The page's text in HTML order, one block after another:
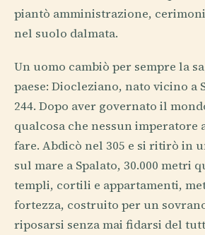
piantò amministrazione,
nel suolo dalmata.
Un uomo cambiò per sempre la
paese: Diocleziano, nato vicino a
244. Dopo aver governato il
qualcosa che nessun imperatore
fare. Abdicò nel 305 e si ritirò in
sul mare a Spalato, 30.000 metri
templi, cortili e appartamenti,
fortezza, costruito per un
riposarsi senza mai fidarsi del